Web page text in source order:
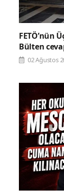
FETÖ’nün
Bülten
02 Ağustos